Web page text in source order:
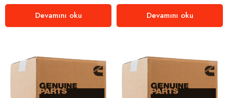
Devamını oku
Devamını oku